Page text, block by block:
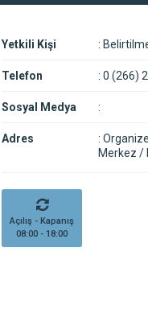
Yetkili Kişi :
Telefon : 0 (266)
Sosyal Medya :
Adres :
Merkez /
Açılış - Kapanış
08:00 - 18:00